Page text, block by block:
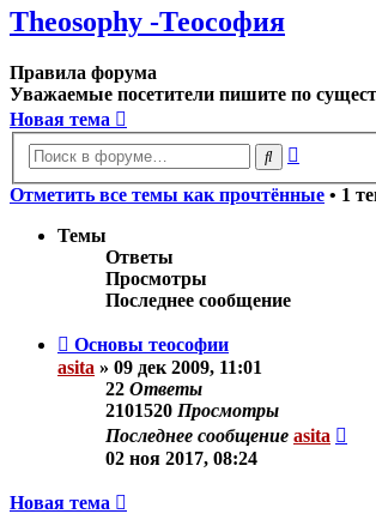
Theosophy -Теософия
Правила форума
Уважаемые посетители пишите по
Новая тема
Поиск
Отметить все темы как прочтённые • 1
Темы
Ответы
Просмотры
Последнее сообщение
Основы теософии
asita » 09 дек 2009, 11:01
22 Ответы
2101520 Просмотры
Последнее сообщение asita
02 ноя 2017, 08:24
Новая тема